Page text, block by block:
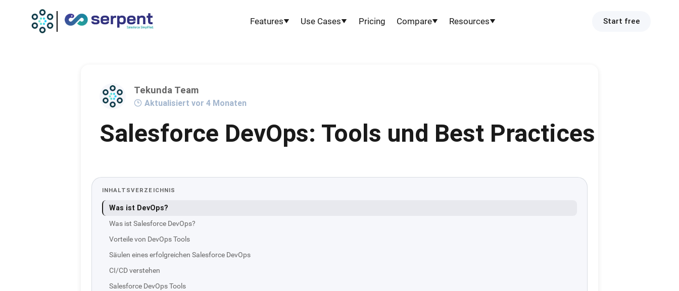
Features Use Cases Pricing Compare Resources Start free
Tekunda Team
Aktualisiert vor 4 Monaten
Salesforce DevOps: Tools und Best Practices
INHALTSVERZEICHNIS
Was ist DevOps?
Was ist Salesforce DevOps?
Vorteile von DevOps Tools
Säulen eines erfolgreichen Salesforce DevOps
CI/CD verstehen
Salesforce DevOps Tools